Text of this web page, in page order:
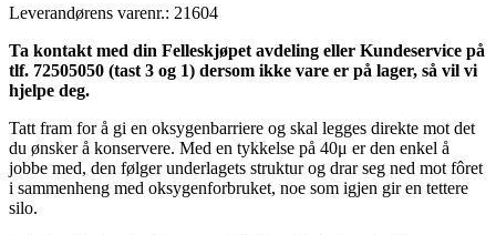
Leverandørens varenr.: 21604
Ta kontakt med din Felleskjøpet avdeling eller Kundeservice på
tlf. 72505050 (tast 3 og 1) dersom ikke vare er på lager, så vil vi
hjelpe deg.
Tatt fram for å gi en oksygenbarriere og skal legges direkte mot det
du ønsker å konservere. Med en tykkelse på 40μ er den enkel å
jobbe med, den følger underlagets struktur og drar seg ned mot fôret
i sammenheng med oksygenforbruket, noe som igjen gir en tettere
silo.